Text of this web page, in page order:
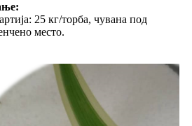
25 кг/торба, чувана под
место.